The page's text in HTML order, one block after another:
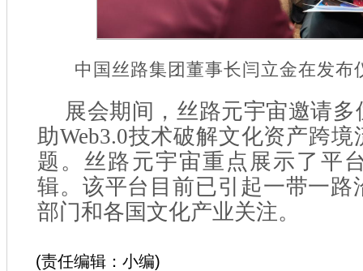
中国丝路集团董事长闫立金在发布
展会期间，丝路元宇宙邀请
助Web3.0技术破解文化资产跨
题。丝路元宇宙重点展示了平
辑。该平台目前已引起一带一路
部门和各国文化产业关注。
(责任编辑：小编)